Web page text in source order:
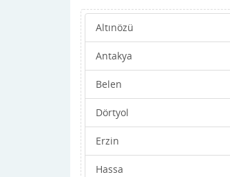
Altınözü
Antakya
Belen
Dörtyol
Erzin
Hassa